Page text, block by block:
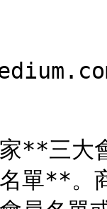
**三
單**。